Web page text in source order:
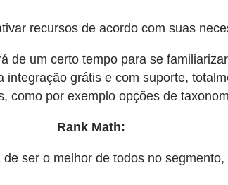
recursos de acordo com suas
de um certo tempo para se
grátis e com suporte,
como por exemplo opções de
Rank Math:
ser o melhor de todos no segmento,